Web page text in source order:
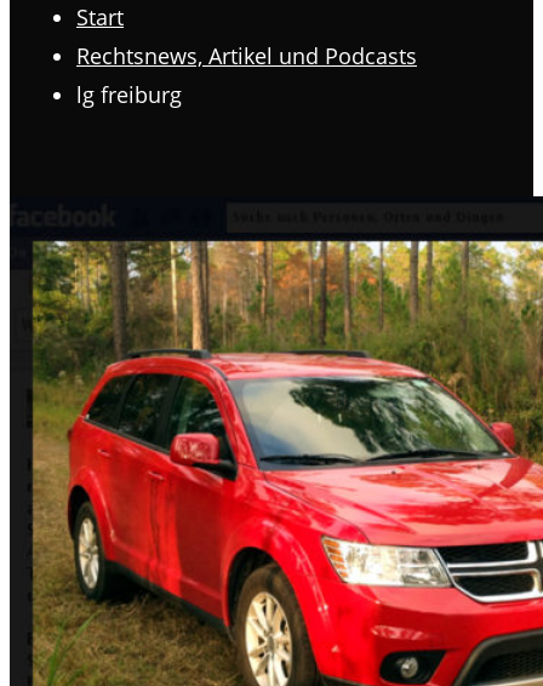
Start
Rechtsnews, Artikel und Podcasts
lg freiburg